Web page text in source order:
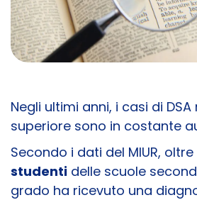
Negli ultimi anni, i casi di
superiore sono in costante
Secondo i dati del MIUR, oltre
studenti delle scuole
grado ha ricevuto una